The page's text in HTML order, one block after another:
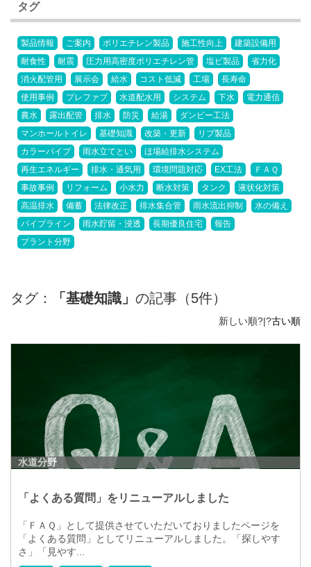
タグ
製品情報 ご案内 ポリエチレン製品 施工性向上
建築設備用
耐食性
耐震 圧力用高密度ポリエチレン管 塩ビ製品
省力化
消火配管用
展示会 給水 コスト低減 工場
長寿命
使用事例
プレファブ 水道配水用 システム 下水
電力通信
農水
露出配管 排水 防災 給湯
ダンビー工法
マンホールトイレ
基礎知識 改築・更新
リブ製品
カラーパイプ
雨水立てとい
ほ場給排水システム
再生エネルギー
排水・通気用 環境問題対応 EX工法
ＦＡＱ
事故事例
リフォーム 小水力 断水対策 タンク
液状化対策
高温排水
備蓄 法律改正 排水集合管 雨水流出抑制
水の備え
パイプライン
雨水貯留・浸透 長期優良住宅
報告
プラント分野
タグ： 「基礎知識」 の記事（5件）
新しい順?|?古い順
水道分野
「よくある質問」をリニューアルしました
「ＦＡＱ」として提供させていただいておりましたページを
「よくある質問」としてリニューアルしました。「探しやす
さ」「見やす...